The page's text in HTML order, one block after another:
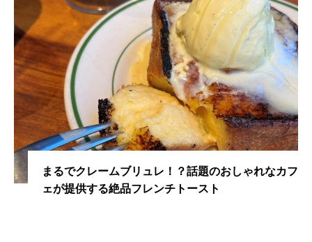
クリスマスプレゼントのヒントに！大切な人に贈り
たくなるアイテム3選